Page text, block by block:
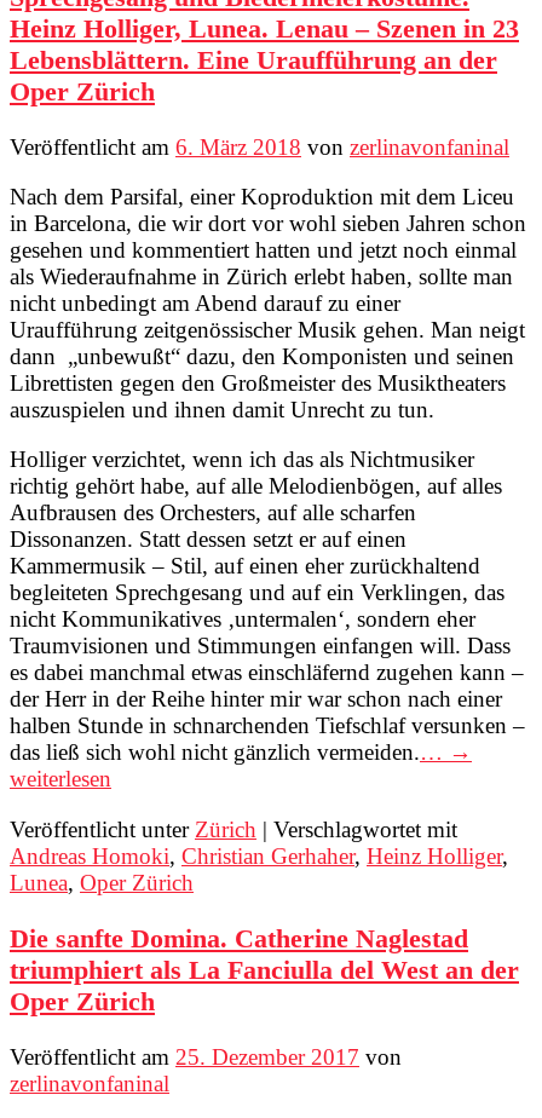
Heinz Holliger, Lunea. Lenau – Szenen in 23
Lebensblättern. Eine Uraufführung an der
Oper Zürich
Veröffentlicht am 6. März 2018 von zerlinavonfaninal
Nach dem Parsifal, einer Koproduktion mit dem Liceu
in Barcelona, die wir dort vor wohl sieben Jahren schon
gesehen und kommentiert hatten und jetzt noch einmal
als Wiederaufnahme in Zürich erlebt haben, sollte man
nicht unbedingt am Abend darauf zu einer
Uraufführung zeitgenössischer Musik gehen. Man neigt
dann „unbewußt“ dazu, den Komponisten und seinen
Librettisten gegen den Großmeister des Musiktheaters
auszuspielen und ihnen damit Unrecht zu tun.
Holliger verzichtet, wenn ich das als Nichtmusiker
richtig gehört habe, auf alle Melodienbögen, auf alles
Aufbrausen des Orchesters, auf alle scharfen
Dissonanzen. Statt dessen setzt er auf einen
Kammermusik – Stil, auf einen eher zurückhaltend
begleiteten Sprechgesang und auf ein Verklingen, das
nicht Kommunikatives ‚untermalen‘, sondern eher
Traumvisionen und Stimmungen einfangen will. Dass
es dabei manchmal etwas einschläfernd zugehen kann –
der Herr in der Reihe hinter mir war schon nach einer
halben Stunde in schnarchenden Tiefschlaf versunken –
das ließ sich wohl nicht gänzlich vermeiden.… →
weiterlesen
Veröffentlicht unter Zürich | Verschlagwortet mit
Andreas Homoki, Christian Gerhaher, Heinz Holliger,
Lunea, Oper Zürich
Die sanfte Domina. Catherine Naglestad
triumphiert als La Fanciulla del West an der
Oper Zürich
Veröffentlicht am 25. Dezember 2017 von
zerlinavonfaninal